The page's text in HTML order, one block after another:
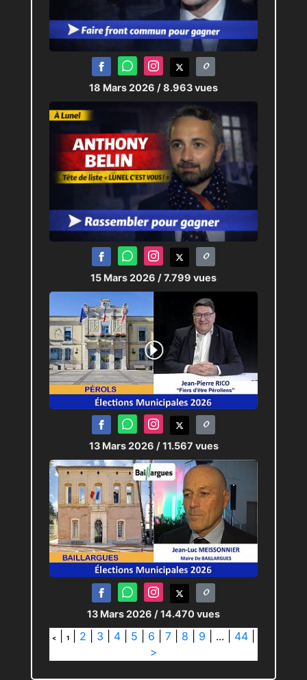
18 Mars 2026 / 8.963 vues
15 Mars 2026 / 7.799 vues
13 Mars 2026 / 11.567 vues
13 Mars 2026 / 14.470 vues
< 1 2 3 4 5 6 7 8 9 ... 44
>